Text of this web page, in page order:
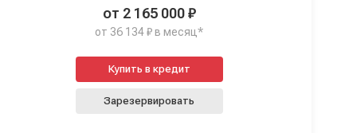
от 2 165 000 ₽
от 36 134 ₽ в месяц*
Купить в кредит
Зарезервировать